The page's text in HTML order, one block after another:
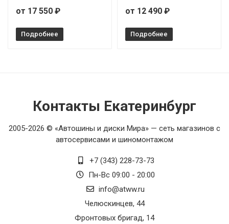
от 17 550 ₽
Подробнее
от 12 490 ₽
Подробнее
Контакты Екатеринбург
2005-2026 © «Автошины и диски Мира» — сеть магазинов с
автосервисами и шиномонтажом
+7 (343) 228-73-73
Пн-Вс 09:00 - 20:00
info@atww.ru
Челюскинцев, 44
Фронтовых бригад, 14